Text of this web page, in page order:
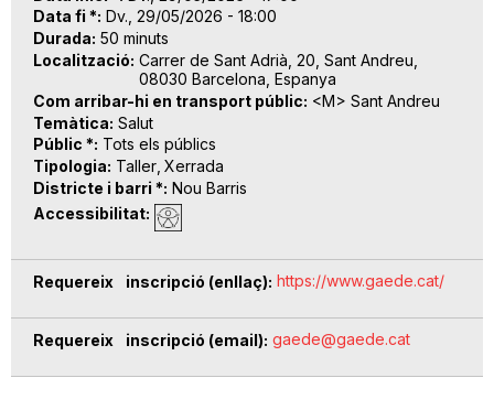
Data fi * Dv., 29/05/2026 - 18:00
Durada 50 minuts
Localització Carrer de Sant Adrià, 20, Sant Andreu,
08030 Barcelona, Espanya
Com arribar-hi en transport públic <M> Sant Andreu
Temàtica Salut
Públic * Tots els públics
Tipologia Taller Xerrada
Districte i barri * Nou Barris
Accessibilitat
Requereix inscripció (enllaç) https://www.gaede.cat/
Requereix inscripció (email) gaede@gaede.cat